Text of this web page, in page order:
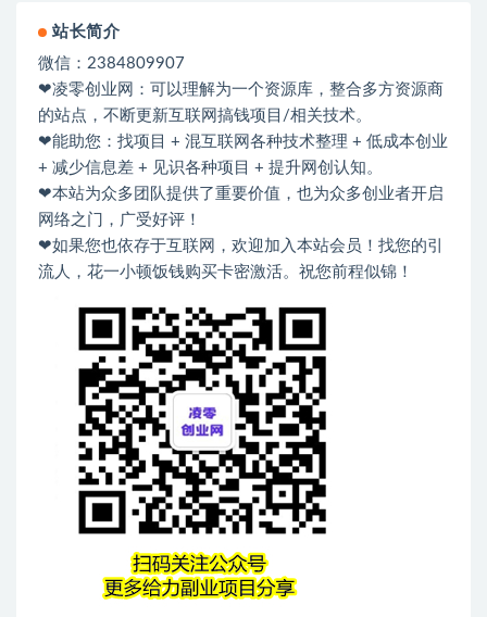
站长简介
微信：2384809907
❤凌零创业网：可以理解为一个资源库，整合多方资源商
的站点，不断更新互联网搞钱项目/相关技术。
❤能助您：找项目 + 混互联网各种技术整理 + 低成本创业
+ 减少信息差 + 见识各种项目 + 提升网创认知。
❤本站为众多团队提供了重要价值，也为众多创业者开启
网络之门，广受好评！
❤如果您也依存于互联网，欢迎加入本站会员！找您的引
流人，花一小顿饭钱购买卡密激活。祝您前程似锦！